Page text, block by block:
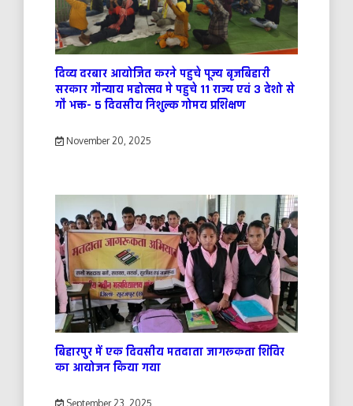
दिव्य दरबार आयोजित करने पहुचे पूज्य बृजबिहारी
सरकार गौन्याय महोत्सव मे पहुचे 11 राज्य एवं 3 देशो से
गौ भक्त- 5 दिवसीय निशुल्क गोमय प्रशिक्षण
November 20, 2025
बिहारपुर में एक दिवसीय मतदाता जागरूकता शिविर
का आयोजन किया गया
September 23, 2025